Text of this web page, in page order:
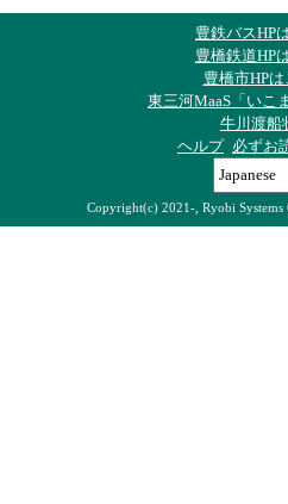
豊鉄バスHP
豊橋鉄道HP
豊橋市HPは
東三河MaaS「いこ
牛川渡船
ヘルプ 必ずお
Copyright(c) 2021-, Ryobi Systems